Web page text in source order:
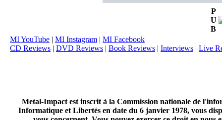
P
U
B
MI YouTube | MI Instagram | MI Facebook
CD Reviews | DVD Reviews | Book Reviews | Interviews | Live
Metal-Impact est inscrit à la Commission nationale de
Informatique et Libertés en date du 6 janvier 1978, vous